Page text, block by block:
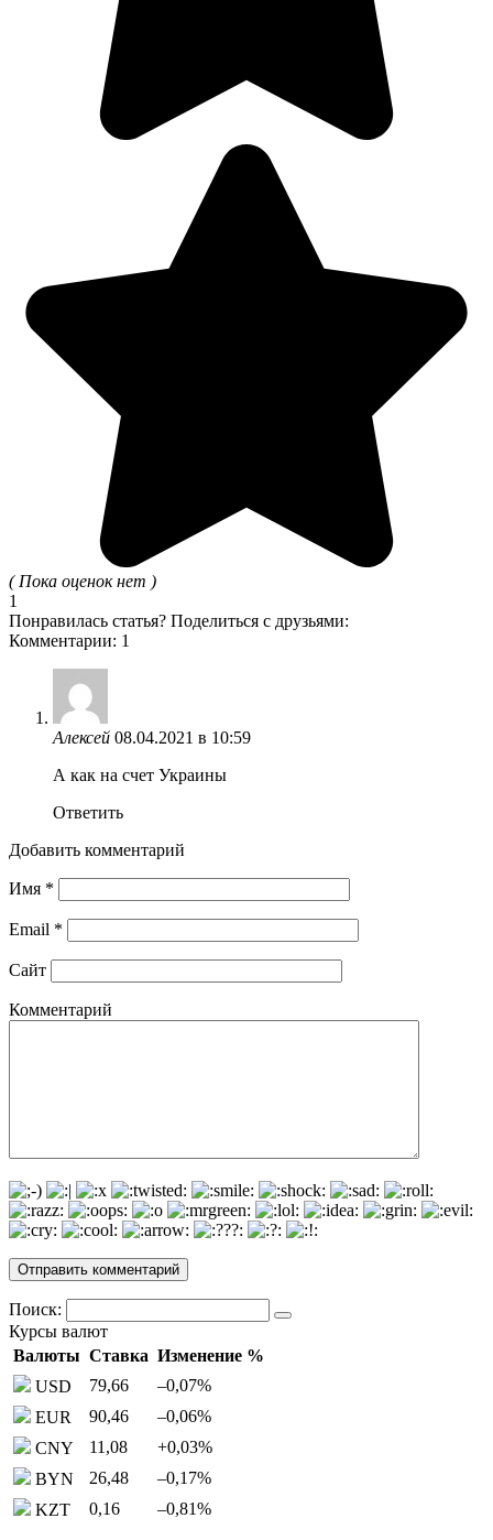
( Пока оценок нет )
1
Понравилась статья? Поделиться с друзьями:
Комментарии: 1
Алексей 08.04.2021 в 10:59
А как на счет Украины
Ответить
Добавить комментарий
Имя *
Email *
Сайт
Комментарий
Поиск:
Курсы валют
Валюты Ставка Изменение %
USD
79,66 –0,07%
EUR
90,46 –0,06%
CNY
11,08 +0,03%
BYN
26,48 –0,17%
KZT
0,16 –0,81%